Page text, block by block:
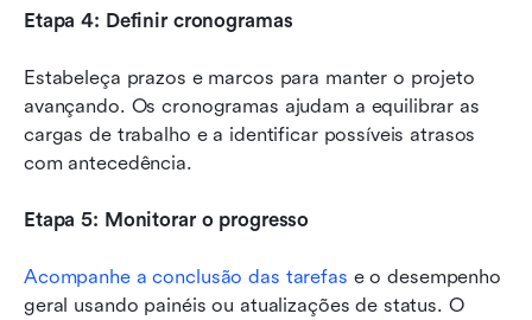
Etapa 4: Definir cronogramas
Estabeleça prazos e marcos para manter o projeto
avançando. Os cronogramas ajudam a equilibrar as
cargas de trabalho e a identificar possíveis atrasos
com antecedência.
Etapa 5: Monitorar o progresso
Acompanhe a conclusão das tarefas e o desempenho
geral usando painéis ou atualizações de status. O